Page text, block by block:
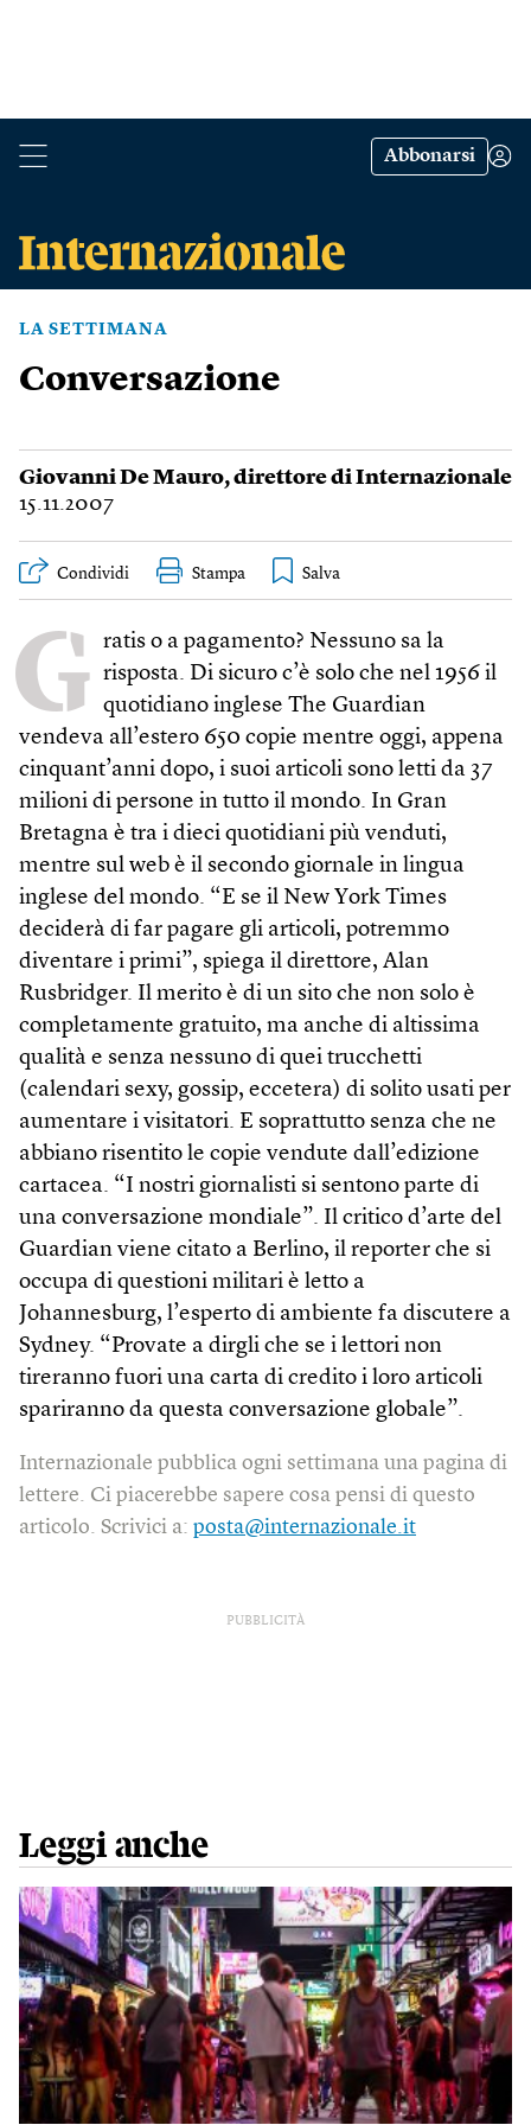
Abbonarsi
LA SETTIMANA
Conversazione
Giovanni De Mauro, direttore di Internazionale
15.11.2007
Condividi Stampa
G ratis o a pagamento? Nessuno sa la
risposta. Di sicuro c’è solo che nel 1956 il
quotidiano inglese The Guardian
vendeva all’estero 650 copie mentre oggi, appena
cinquant’anni dopo, i suoi articoli sono letti da 37
milioni di persone in tutto il mondo. In Gran
Bretagna è tra i dieci quotidiani più venduti,
mentre sul web è il secondo giornale in lingua
inglese del mondo. “E se il New York Times
deciderà di far pagare gli articoli, potremmo
diventare i primi”, spiega il direttore, Alan
Rusbridger. Il merito è di un sito che non solo è
completamente gratuito, ma anche di altissima
qualità e senza nessuno di quei trucchetti
(calendari sexy, gossip, eccetera) di solito usati per
aumentare i visitatori. E soprattutto senza che ne
abbiano risentito le copie vendute dall’edizione
cartacea. “I nostri giornalisti si sentono parte di
una conversazione mondiale”. Il critico d’arte del
Guardian viene citato a Berlino, il reporter che si
occupa di questioni militari è letto a
Johannesburg, l’esperto di ambiente fa discutere a
Sydney. “Provate a dirgli che se i lettori non
tireranno fuori una carta di credito i loro articoli
spariranno da questa conversazione globale”.
Internazionale pubblica ogni settimana una pagina di
lettere. Ci piacerebbe sapere cosa pensi di questo
articolo. Scrivici a: posta@internazionale.it
PUBBLICITÀ
Leggi anche